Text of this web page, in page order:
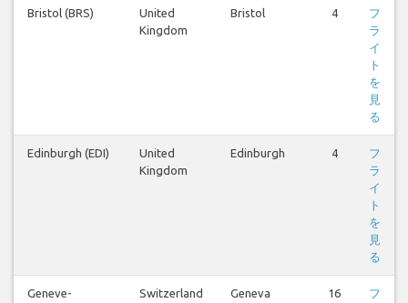
Bristol (BRS)
United
Kingdom
Bristol 4
フ
ラ
イ
ト
を
見
る
Edinburgh (EDI)
United
Kingdom
Edinburgh 4
フ
ラ
イ
ト
を
見
る
Geneve-
Switzerland Geneva 16
フ